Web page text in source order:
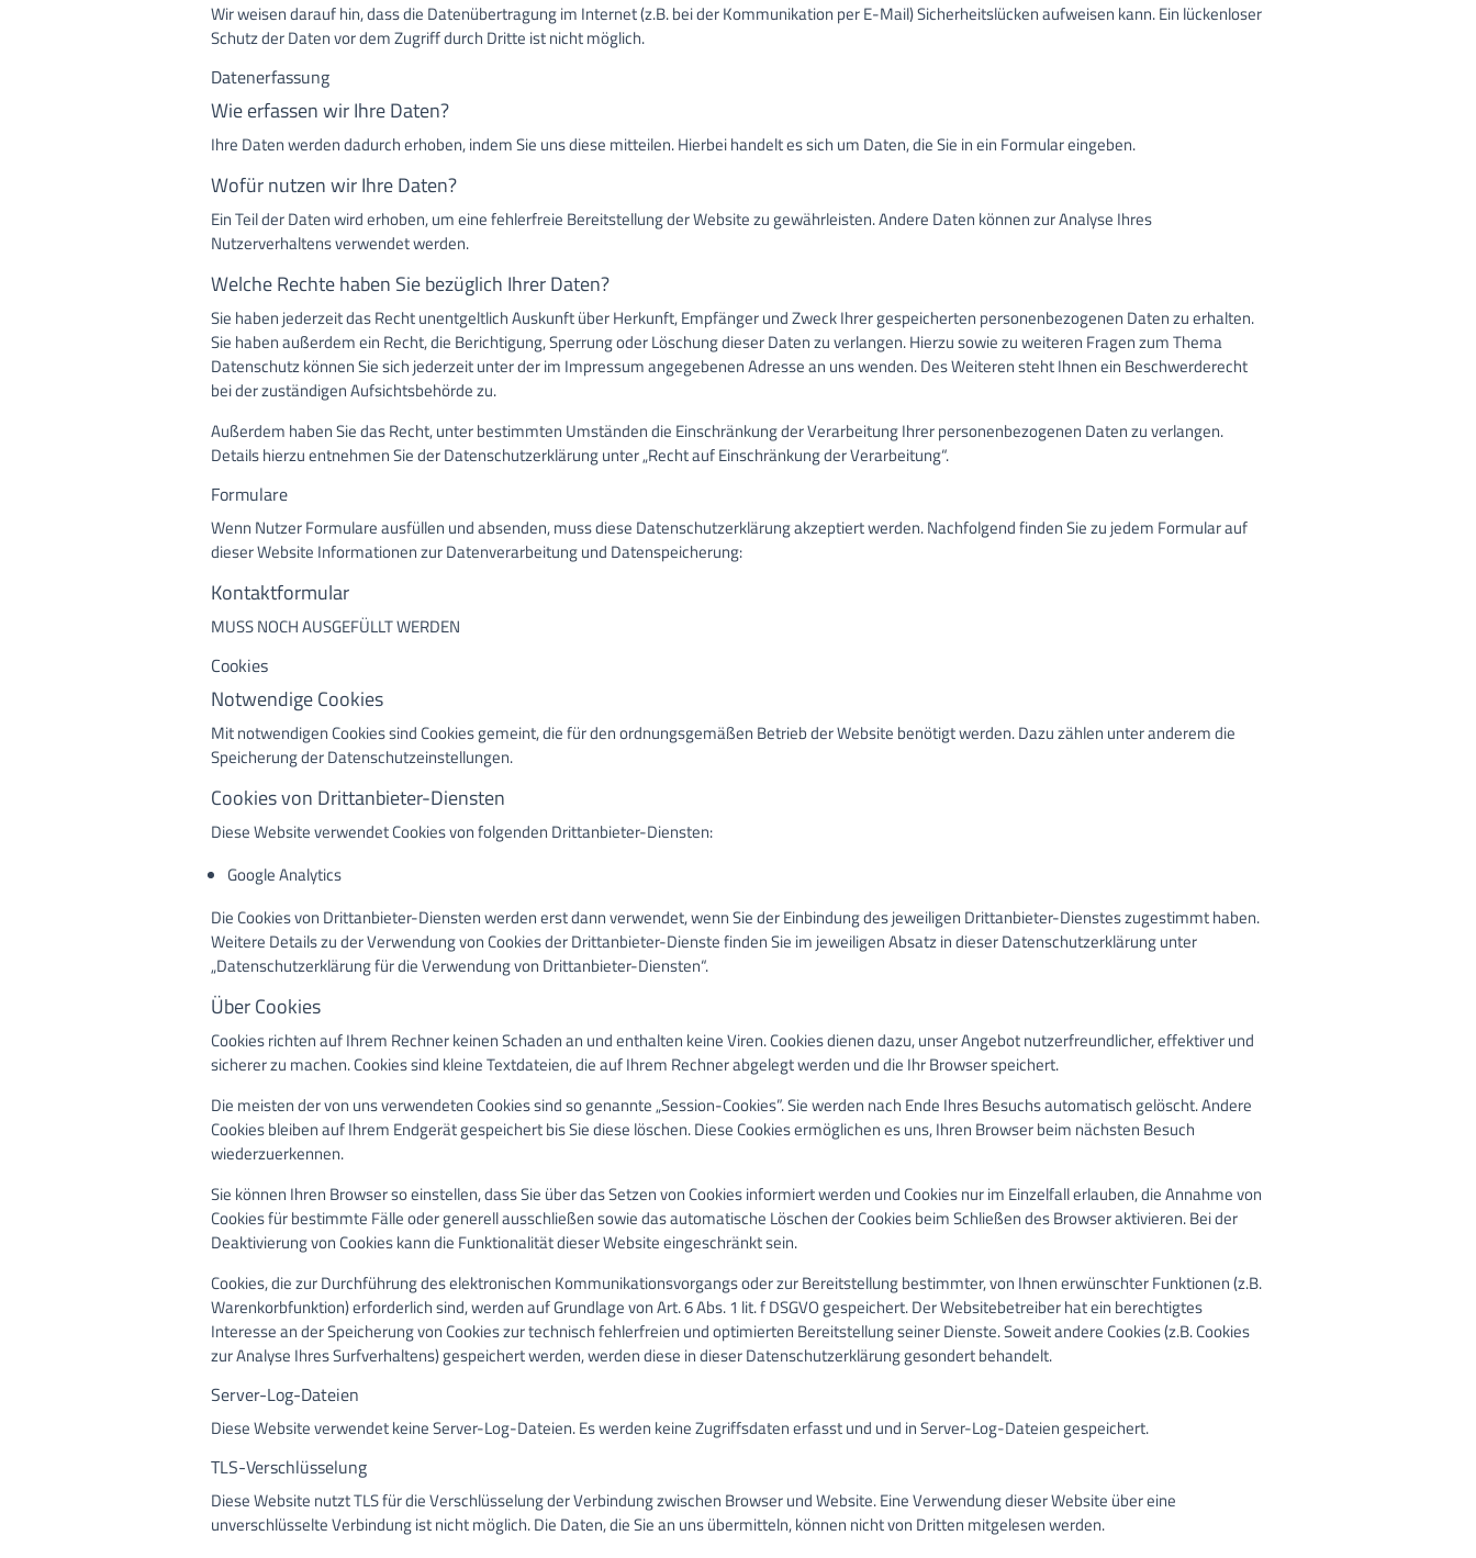
Wir weisen darauf hin, dass die Datenübertragung im Internet (z.B. bei der Kommunikation per E-Mail) Sicherheitslücken aufweisen kann. Ein lückenloser
Schutz der Daten vor dem Zugriff durch Dritte ist nicht möglich.
Datenerfassung
Wie erfassen wir Ihre Daten?
Ihre Daten werden dadurch erhoben, indem Sie uns diese mitteilen. Hierbei handelt es sich um Daten, die Sie in ein Formular eingeben.
Wofür nutzen wir Ihre Daten?
Ein Teil der Daten wird erhoben, um eine fehlerfreie Bereitstellung der Website zu gewährleisten. Andere Daten können zur Analyse Ihres
Nutzerverhaltens verwendet werden.
Welche Rechte haben Sie bezüglich Ihrer Daten?
Sie haben jederzeit das Recht unentgeltlich Auskunft über Herkunft, Empfänger und Zweck Ihrer gespeicherten personenbezogenen Daten zu erhalten.
Sie haben außerdem ein Recht, die Berichtigung, Sperrung oder Löschung dieser Daten zu verlangen. Hierzu sowie zu weiteren Fragen zum Thema
Datenschutz können Sie sich jederzeit unter der im Impressum angegebenen Adresse an uns wenden. Des Weiteren steht Ihnen ein Beschwerderecht
bei der zuständigen Aufsichtsbehörde zu.
Außerdem haben Sie das Recht, unter bestimmten Umständen die Einschränkung der Verarbeitung Ihrer personenbezogenen Daten zu verlangen.
Details hierzu entnehmen Sie der Datenschutzerklärung unter „Recht auf Einschränkung der Verarbeitung“.
Formulare
Wenn Nutzer Formulare ausfüllen und absenden, muss diese Datenschutzerklärung akzeptiert werden. Nachfolgend finden Sie zu jedem Formular auf
dieser Website Informationen zur Datenverarbeitung und Datenspeicherung:
Kontaktformular
MUSS NOCH AUSGEFÜLLT WERDEN
Cookies
Notwendige Cookies
Mit notwendigen Cookies sind Cookies gemeint, die für den ordnungsgemäßen Betrieb der Website benötigt werden. Dazu zählen unter anderem die
Speicherung der Datenschutzeinstellungen.
Cookies von Drittanbieter-Diensten
Diese Website verwendet Cookies von folgenden Drittanbieter-Diensten:
Google Analytics
Die Cookies von Drittanbieter-Diensten werden erst dann verwendet, wenn Sie der Einbindung des jeweiligen Drittanbieter-Dienstes zugestimmt haben.
Weitere Details zu der Verwendung von Cookies der Drittanbieter-Dienste finden Sie im jeweiligen Absatz in dieser Datenschutzerklärung unter
„Datenschutzerklärung für die Verwendung von Drittanbieter-Diensten“.
Über Cookies
Cookies richten auf Ihrem Rechner keinen Schaden an und enthalten keine Viren. Cookies dienen dazu, unser Angebot nutzerfreundlicher, effektiver und
sicherer zu machen. Cookies sind kleine Textdateien, die auf Ihrem Rechner abgelegt werden und die Ihr Browser speichert.
Die meisten der von uns verwendeten Cookies sind so genannte „Session-Cookies”. Sie werden nach Ende Ihres Besuchs automatisch gelöscht. Andere
Cookies bleiben auf Ihrem Endgerät gespeichert bis Sie diese löschen. Diese Cookies ermöglichen es uns, Ihren Browser beim nächsten Besuch
wiederzuerkennen.
Sie können Ihren Browser so einstellen, dass Sie über das Setzen von Cookies informiert werden und Cookies nur im Einzelfall erlauben, die Annahme von
Cookies für bestimmte Fälle oder generell ausschließen sowie das automatische Löschen der Cookies beim Schließen des Browser aktivieren. Bei der
Deaktivierung von Cookies kann die Funktionalität dieser Website eingeschränkt sein.
Cookies, die zur Durchführung des elektronischen Kommunikationsvorgangs oder zur Bereitstellung bestimmter, von Ihnen erwünschter Funktionen (z.B.
Warenkorbfunktion) erforderlich sind, werden auf Grundlage von Art. 6 Abs. 1 lit. f DSGVO gespeichert. Der Websitebetreiber hat ein berechtigtes
Interesse an der Speicherung von Cookies zur technisch fehlerfreien und optimierten Bereitstellung seiner Dienste. Soweit andere Cookies (z.B. Cookies
zur Analyse Ihres Surfverhaltens) gespeichert werden, werden diese in dieser Datenschutzerklärung gesondert behandelt.
Server-Log-Dateien
Diese Website verwendet keine Server-Log-Dateien. Es werden keine Zugriffsdaten erfasst und und in Server-Log-Dateien gespeichert.
TLS-Verschlüsselung
Diese Website nutzt TLS für die Verschlüsselung der Verbindung zwischen Browser und Website. Eine Verwendung dieser Website über eine
unverschlüsselte Verbindung ist nicht möglich. Die Daten, die Sie an uns übermitteln, können nicht von Dritten mitgelesen werden.